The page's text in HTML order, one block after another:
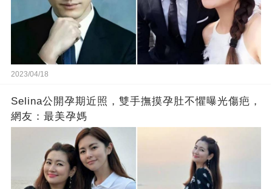
2023/04/18
Selina公開孕期近照，雙手撫摸孕肚不懼曝光傷疤，
網友：最美孕媽